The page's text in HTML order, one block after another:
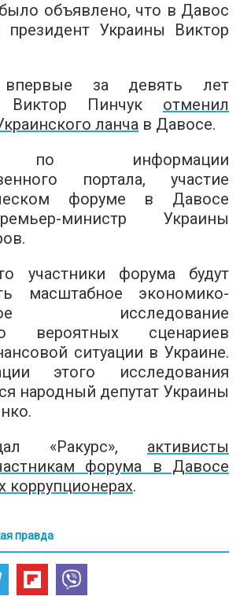
объявлено, что в Давос
Украины Виктор
за девять лет
Виктор Пинчук отменил
ланча в Давосе.
по информации
портала, участие
форуме в Давосе
министр Украины
участники форума будут
масштабное экономико-
исследование
вероятных сценариев
ситуации в Украине.
этого исследования
народный депутат Украины
«Ракурс», активисты
форума в Давосе
коррупционерах.
правда